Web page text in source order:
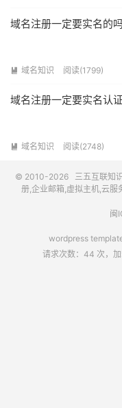
域名注册一定要实名的吗
 域名知识 阅读(1799)
域名注册一定要实名认
 域名知识 阅读(2748)
© 2010-2026 三五互联知
册,企业邮箱,虚拟主机,云服
闽
wordpress
请求次数：44 次，